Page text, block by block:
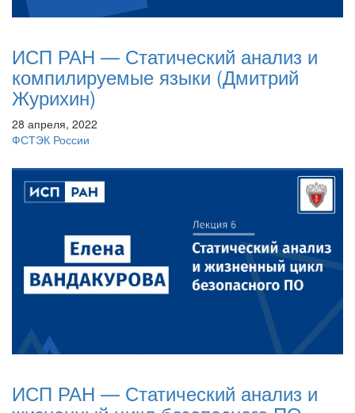
ИСП РАН — Статический анализ и
компилируемые языки (Дмитрий
Журихин)
28 апреля, 2022
ФСТЭК России
ИСП РАН — Статический анализ и